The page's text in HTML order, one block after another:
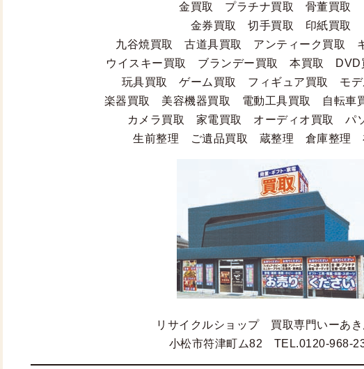
金買取 プラチナ買取 骨董買取
金券買取 切手買取 印紙買取
九谷焼買取 古道具買取 アンティーク買取
ウイスキー買取 ブランデー買取 本買取
玩具買取 ゲーム買取 フィギュア買取 モデ
楽器買取 美容機器買取 電動工具買取 自転車
カメラ買取 家電買取 オーディオ買取 パ
生前整理 ご遺品買取 蔵整理 倉庫整理
リサイクルショップ 買取専門いーあ
小松市符津町ム82 TEL.0120-968-